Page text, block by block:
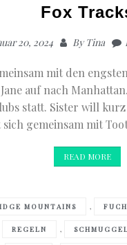
Fox
20, 2024 ByTina
mit den
auf nach
statt. Sister will
gemeinsam mit
READ MORE
MOUNTAINS ,
REGELN , SCHMUGGEL